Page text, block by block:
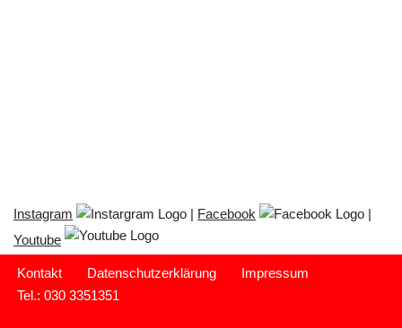
Instagram | Facebook
|
Youtube
Kontakt Datenschutzerklärung
Impressum
Tel.: 030 3351351